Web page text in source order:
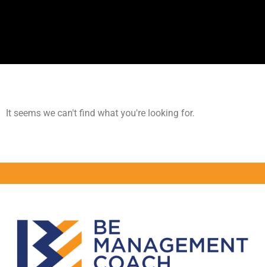
It seems we can't find what you're looking for.